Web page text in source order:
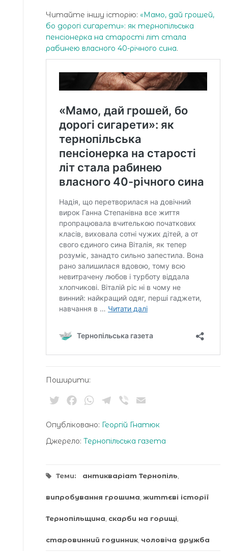
Читайте іншу історію: «Мамо, дай грошей,
бо дорогі сигарети»: як тернопільська
пенсіонерка на старості літ стала
рабинею власного 40-річного сина.
Поширити:
TwitterFacebookWhatsApp
Telegram
Viber
Опубліковано: Георгій Гнатюк
Джерело: Тернопільська газета
Теми: антикваріат Тернопіль
випробування грошима життєві історії
Тернопільщина скарби на горищі
старовинний годинник чоловіча дружба